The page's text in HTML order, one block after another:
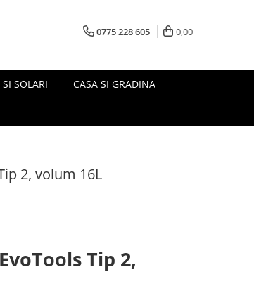
0775 228 605 0,00
SI SOLARI CASA SI GRADINA
2, volum 16L
Tip 2,